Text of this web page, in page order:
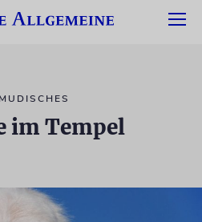
im Tempel